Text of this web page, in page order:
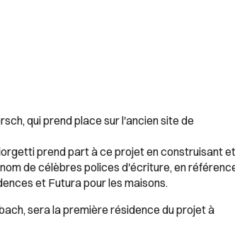
qui prend place sur l'ancien site de
prend part à ce projet en construisant et
de célèbres polices d'écriture, en
et Futura pour les maisons.
sera la première résidence du projet à